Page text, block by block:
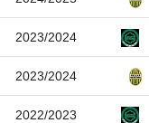
2023/2024
2023/2024
2022/2023